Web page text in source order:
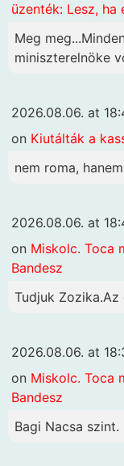
üzenték: Lesz, ha
Meg
miniszterelnöke
2026.08.06. at
on Kiutálták a
nem roma,
2026.08.06. at
on Miskolc. Toca
Bandesz
Tudjuk
2026.08.06. at
on Miskolc. Toca
Bandesz
Bagi Nacsa szint.